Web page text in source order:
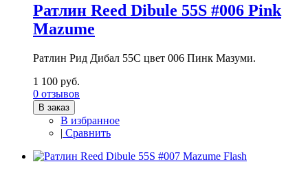
Ратлин Reed Dibule 55S #006 Pink
Mazume
Ратлин Рид Дибал 55С цвет 006 Пинк Мазуми.
1 100 руб.
0 отзывов
В заказ
В избранное
| Сравнить